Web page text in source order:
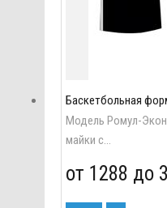
Баскетбольная
Модель Ромул-
майки с...
от 1288 до